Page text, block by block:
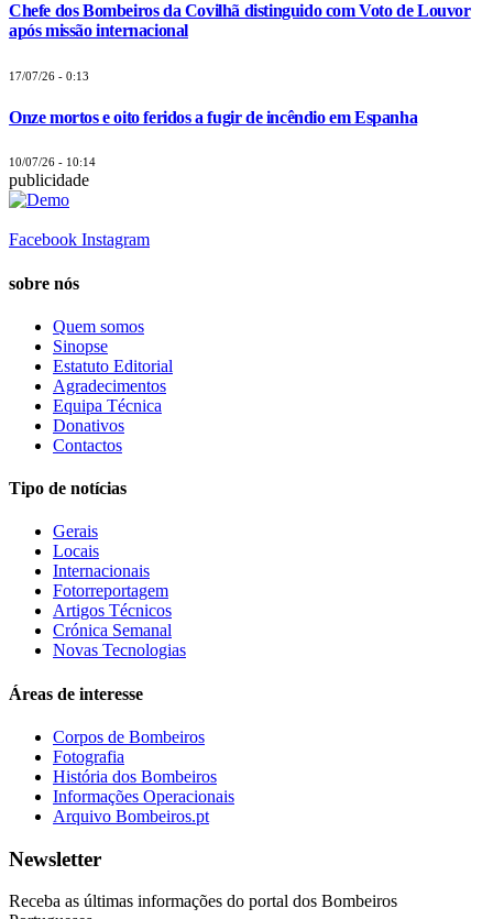
Chefe dos Bombeiros da Covilhã distinguido com Voto de Louvor
após missão internacional
17/07/26 - 0:13
Onze mortos e oito feridos a fugir de incêndio em Espanha
10/07/26 - 10:14
publicidade
Facebook Instagram
sobre nós
Quem somos
Sinopse
Estatuto Editorial
Agradecimentos
Equipa Técnica
Donativos
Contactos
Tipo de notícias
Gerais
Locais
Internacionais
Fotorreportagem
Artigos Técnicos
Crónica Semanal
Novas Tecnologias
Áreas de interesse
Corpos de Bombeiros
Fotografia
História dos Bombeiros
Informações Operacionais
Arquivo Bombeiros.pt
Newsletter
Receba as últimas informações do portal dos Bombeiros